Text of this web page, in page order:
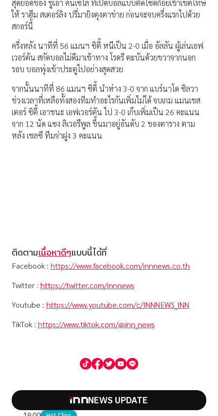
สุดยอดของ ชูเอา คันเซโล ที่เปิดบอลแบบติดไซด์ก้อยเข้าเขตโทษ
ให้ ราฮีม สเตอร์ลิง ปรี่มายิงตุงตาข่าย ก่อนจะจบครึ่งแรกไปด้วย
สกอร์นี้
ครึ่งหลัง นาทีที่ 56 แมนฯ ซิตี้ หนีเป็น 2-0 เมื่อ อัลลัน ผู้เล่นเอฟ
เวอร์ตัน สกัดบอลไม่ดีมาเข้าทาง โรดรี ตะบันด้วยขวาจากนอก
รอบ บอลพุ่งเข้าประตูไปอย่างสุดสวย
จากนั้นนาทีที่ 86 แมนฯ ซิตี้ นำห่าง 3-0 จาก แบร์นาโด ซิลวา
ช่วงเวลาที่เหลือทั้งสองทีมทำอะไรกันเพิ่มไม่ได้ จบเกม แมนเชส
เตอร์ ซิตี้ เอาชนะ เอฟเวอร์ตัน ไป 3-0 เก็บเพิ่มเป็น 26 คะแนน
จาก 12 นัด แซง ลิเวอรืพูล ขึ้นมาอยู่อันดับ 2 ของตาราง ตาม
หลัง เชลซี ทีมจ่าฝูง 3 คะแนน
ติดตามเนื้อหาดีๆแบบนี้ได้ที่
Facebook : https://www.facebook.com/innnews.co.th
Twitter : https://twitter.com/innnews
Youtube : https://www.youtube.com/c/INNNEWS_INN
TikTok : https://www.tiktok.com/@inn_news
NEWS UPDATE